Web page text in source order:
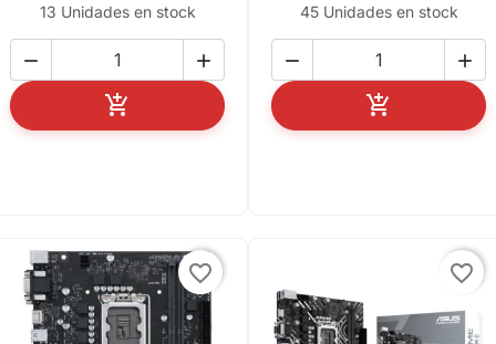
13 Unidades en stock
 
 AÑADIR AL CARRITO
45 Unidades en stock
 
 AÑADIR AL
favorite_border favorite_border